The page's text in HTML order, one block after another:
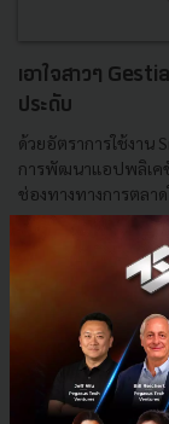
เอาใจสาวๆ
ประดับ
ด้วยอัตราการใช้งาน
การพัฒนาแอปพลิเค
ช่องทางทางการตลา